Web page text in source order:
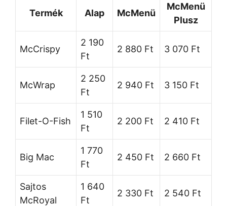
Termék Alap McMenü
McMenü
Plusz
McCrispy
2 190
Ft
2 880 Ft 3 070 Ft
McWrap
2 250
Ft
2 940 Ft 3 150 Ft
Filet-O-Fish
1 510
Ft
2 200 Ft 2 410 Ft
Big Mac
1 770
Ft
2 450 Ft 2 660 Ft
Sajtos
McRoyal
1 640
Ft
2 330 Ft 2 540 Ft